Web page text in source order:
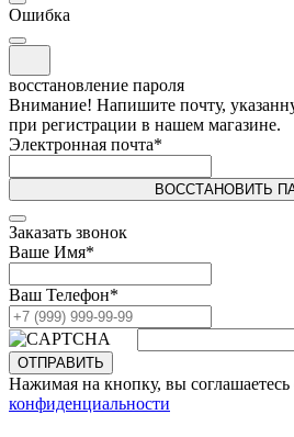
Ошибка
восстановление пароля
Внимание! Напишите почту,
при регистрации в нашем магазине.
Электронная почта*
ВОССТАНОВИТЬ
Заказать звонок
Ваше Имя*
Ваш Телефон*
ОТПРАВИТЬ
Нажимая на кнопку, вы соглашаетесь
конфиденциальности